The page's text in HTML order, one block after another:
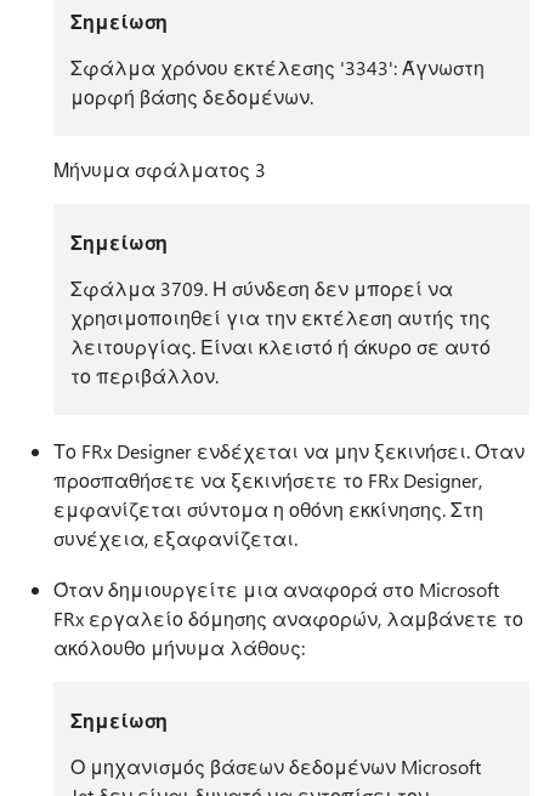
Σημείωση
Σφάλμα χρόνου εκτέλεσης '3343': Άγνωστη
μορφή βάσης δεδομένων.
Μήνυμα σφάλματος 3
Σημείωση
Σφάλμα 3709. Η σύνδεση δεν μπορεί να
χρησιμοποιηθεί για την εκτέλεση αυτής της
λειτουργίας. Είναι κλειστό ή άκυρο σε αυτό
το περιβάλλον.
Το FRx Designer ενδέχεται να μην ξεκινήσει. Όταν
προσπαθήσετε να ξεκινήσετε το FRx Designer,
εμφανίζεται σύντομα η οθόνη εκκίνησης. Στη
συνέχεια, εξαφανίζεται.
Όταν δημιουργείτε μια αναφορά στο Microsoft
FRx εργαλείο δόμησης αναφορών, λαμβάνετε το
ακόλουθο μήνυμα λάθους:
Σημείωση
Ο μηχανισμός βάσεων δεδομένων Microsoft